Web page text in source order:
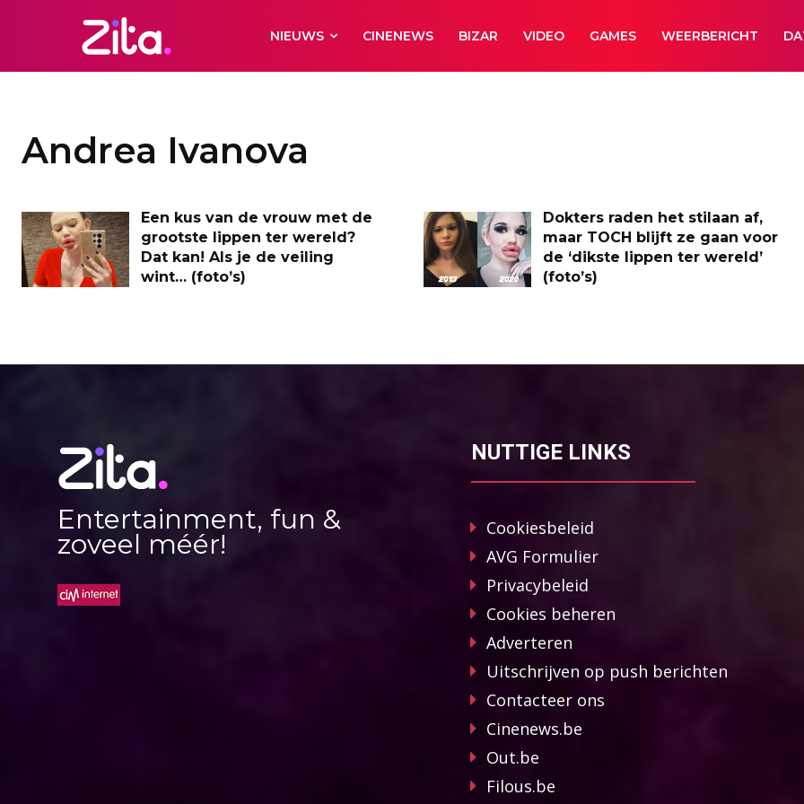
NIEUWS CINENEWS BIZAR VIDEO GAMES WEERBERICHT
Andrea Ivanova
Een kus van de vrouw met de
grootste lippen ter wereld?
Dat kan! Als je de veiling
wint… (foto’s)
Dokters raden het stilaan af,
maar TOCH blijft ze gaan voor
de ‘dikste lippen ter wereld’
(foto’s)
Entertainment, fun &
zoveel méér!
NUTTIGE LINKS
Cookiesbeleid
AVG Formulier
Privacybeleid
Cookies beheren
Adverteren
Uitschrijven op push berichten
Contacteer ons
Cinenews.be
Out.be
Filous.be